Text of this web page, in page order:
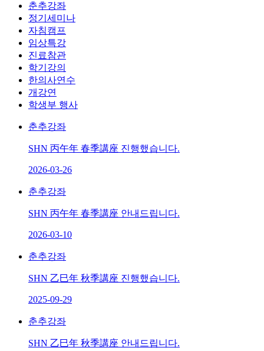
춘추강좌
정기세미나
자침캠프
임상특강
진료참관
학기강의
한의사연수
개강연
학생부 행사
춘추강좌
SHN 丙午年 春季講座 진행했습니다.
2026-03-26
춘추강좌
SHN 丙午年 春季講座 안내드립니다.
2026-03-10
춘추강좌
SHN 乙巳年 秋季講座 진행했습니다.
2025-09-29
춘추강좌
SHN 乙巳年 秋季講座 안내드립니다.